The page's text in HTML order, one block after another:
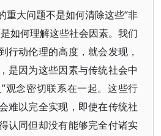
重大问题不是如何清除这些“非
如何理解这些社会因素。我们
行动伦理的高度，就会发现，
是因为这些因素与传统社会中
观念密切联系在一起。这些行
难以完全实现，即使在传统社
认同但却没有能够完全付诸实